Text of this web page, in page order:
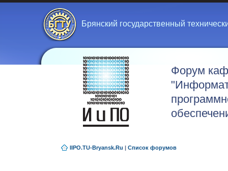
Брянский государственный
Форум
IIPO.TU-Bryansk.Ru | Список форумов